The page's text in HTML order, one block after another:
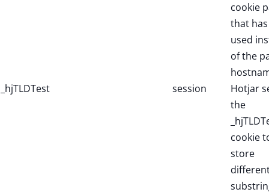
_hjTLDTest session
cookie
that
used
of the
Hotjar
the
cookie
store